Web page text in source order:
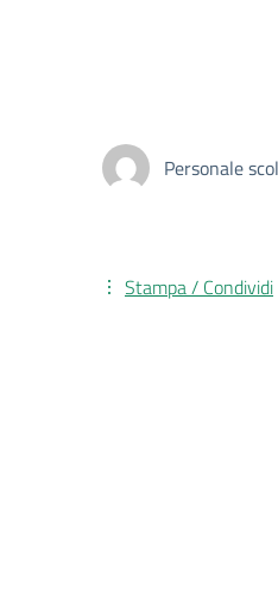
Personale
Stampa / Condividi